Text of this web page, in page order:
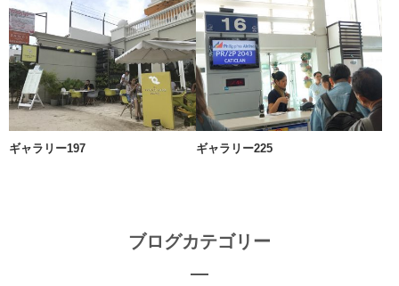
ギャラリー197 ギャラリー225
ブログカテゴリー